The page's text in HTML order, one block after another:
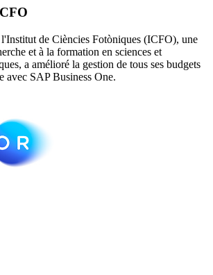
de Ciències Fotòniques (ICFO), une
et à la formation en sciences et
a amélioré la gestion de tous ses budgets
avec SAP Business One.